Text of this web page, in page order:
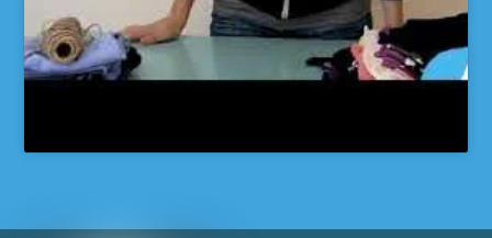
Super Recycleurs
c’est inspirant à voir !
finissent plus à l’enfouissement, mais deviennent